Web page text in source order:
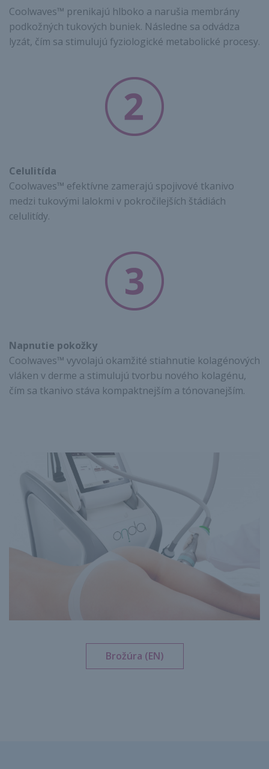
Coolwaves™ prenikajú hlboko a narušia membrány
podkožných tukových buniek. Následne sa odvádza
lyzát, čím sa stimulujú fyziologické metabolické procesy.
Celulitída
Coolwaves™ efektívne zamerajú spojivové tkanivo
medzi tukovými lalokmi v pokročilejších štádiách
celulitídy.
Napnutie pokožky
Coolwaves™ vyvolajú okamžité stiahnutie kolagénových
vláken v derme a stimulujú tvorbu nového kolagénu,
čím sa tkanivo stáva kompaktnejším a tónovanejším.
Brožúra (EN)